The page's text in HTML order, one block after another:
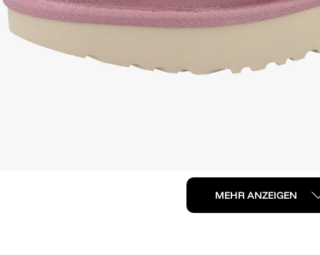
MEHR ANZEIGEN